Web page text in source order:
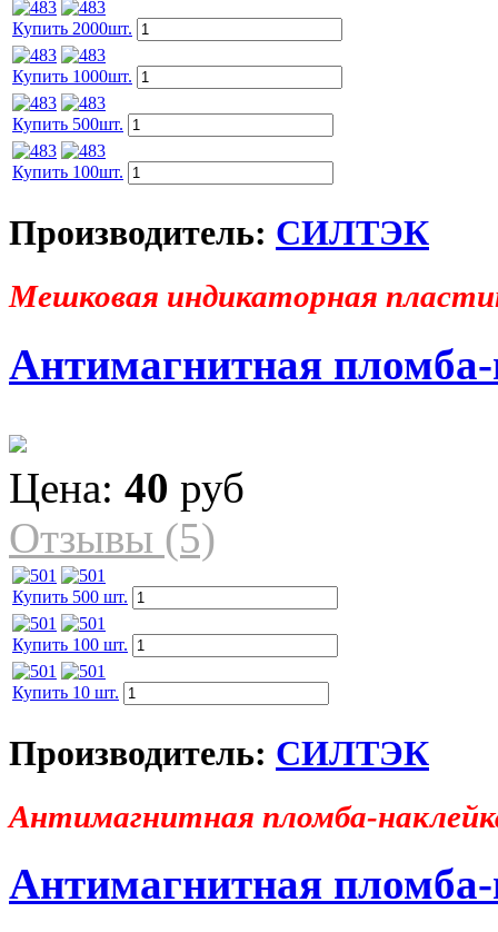
Купить 2000шт.
Купить 1000шт.
Купить 500шт.
Купить 100шт.
Производитель: СИЛТЭК
Мешковая индикаторная
Антимагнитная
Цена: 40 руб
Отзывы (5)
Купить 500 шт.
Купить 100 шт.
Купить 10 шт.
Производитель: СИЛТЭК
Антимагнитная пломба-
Антимагнитная